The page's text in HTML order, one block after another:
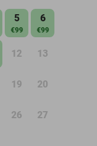
5
€99
6
€99
12 13
19 20
26 27